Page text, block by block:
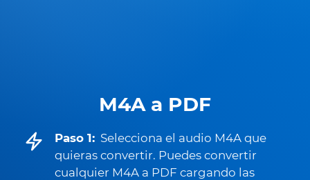
M4A a PDF
Paso 1: Selecciona el audio M4A que
quieras convertir. Puedes convertir
cualquier M4A a PDF cargando las